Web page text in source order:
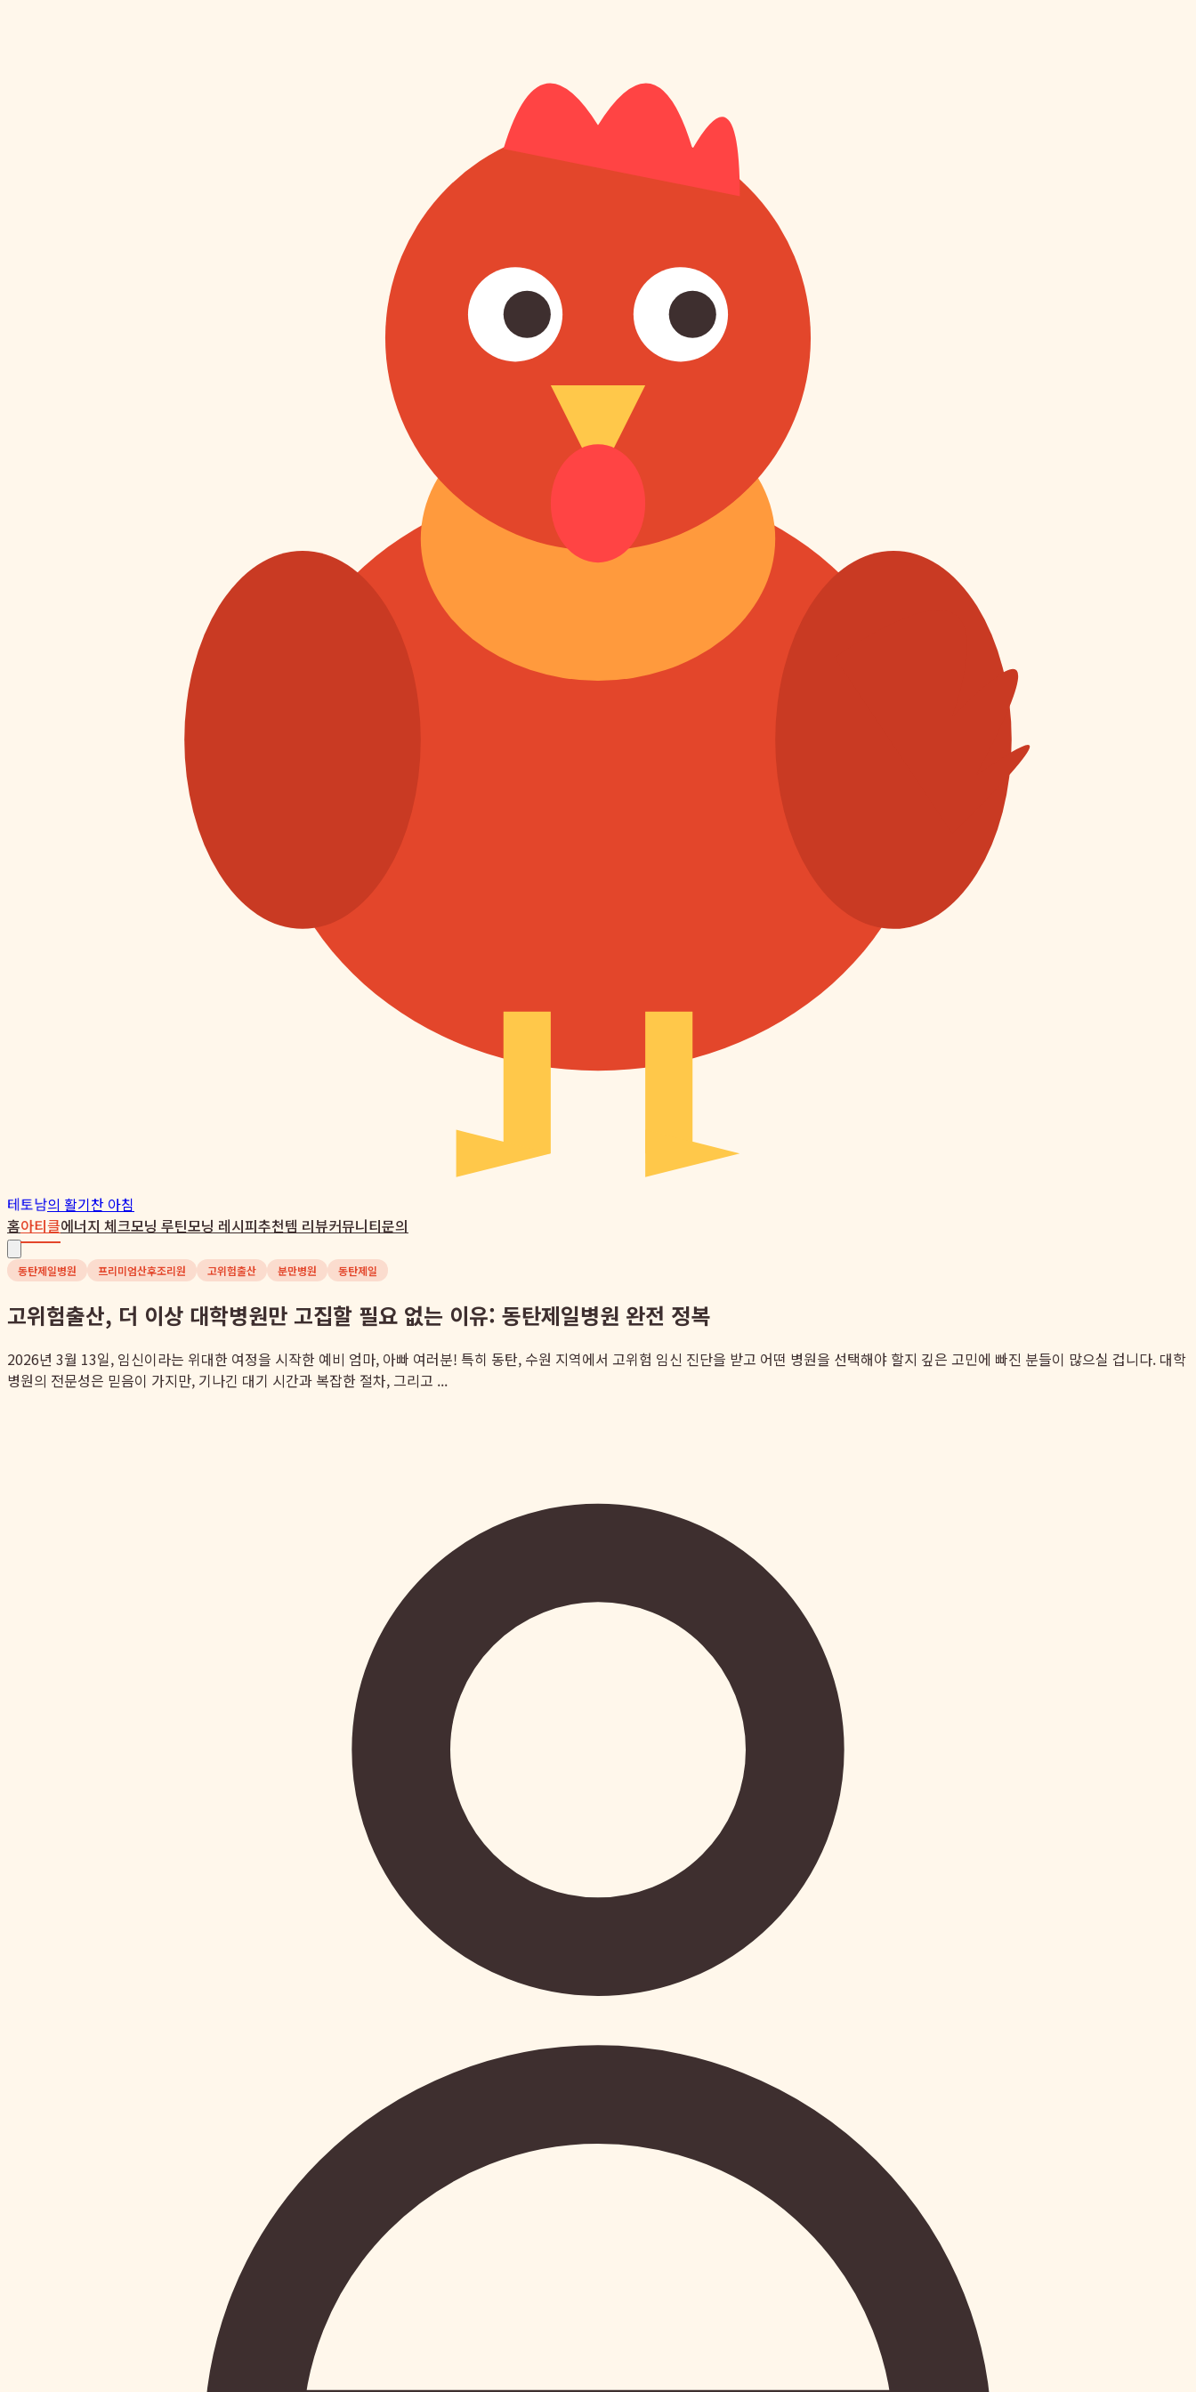
테토남의 활기찬 아침
홈아티클에너지 체크모닝 루틴모닝 레시피추천템 리뷰커뮤니티문의
동탄제일병원 프리미엄산후조리원 고위험출산 분만병원 동탄제일
고위험출산, 더 이상 대학병원만 고집할 필요 없는 이유: 동탄제일병원 완전 정복
2026년 3월 13일, 임신이라는 위대한 여정을 시작한 예비 엄마, 아빠 여러분! 특히 동탄, 수원 지역에서 고위험 임신 진단을 받고 어떤 병원을 선택해야 할지 깊은 고민에 빠진 분들이 많으실 겁니다. 대학
병원의 전문성은 믿음이 가지만, 기나긴 대기 시간과 복잡한 절차, 그리고 ...